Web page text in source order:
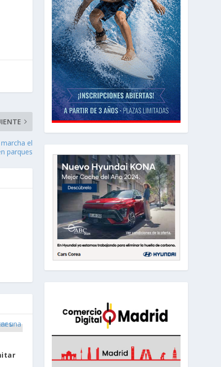
el
parques